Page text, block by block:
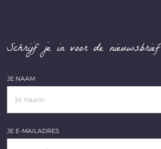
Schrijf je in voor de nieuwsbrief
JE NAAM
JE E-MAILADRES